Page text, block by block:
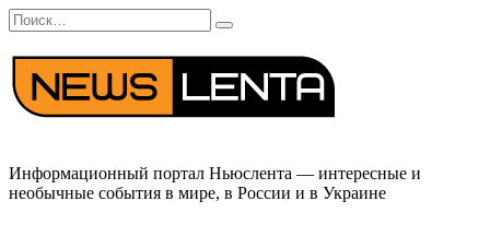
Перейти
к
содержанию
Search
for:
Информационный портал Ньюслента — интересные и
необычные события в мире, в России и в Украине